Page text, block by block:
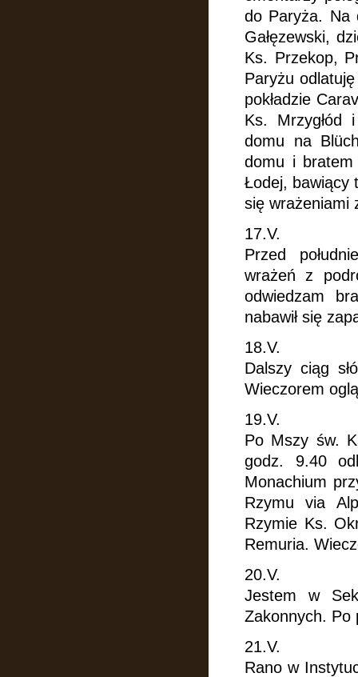
do Paryża. Na
Gałęzewski,
Ks. Przekop,
Paryżu
pokładzie
Ks. Mrzygłód
domu na
domu i
Łodej, bawiący
się wrażeniami
17.V.
Przed
wrażeń z
odwiedzam
nabawił się
18.V.
Dalszy ciąg
Wieczorem
19.V.
Po Mszy św.
godz. 9.40
Monachium
Rzymu via
Rzymie Ks.
Remuria.
20.V.
Jestem w
Zakonnych. Po
21.V.
Rano w